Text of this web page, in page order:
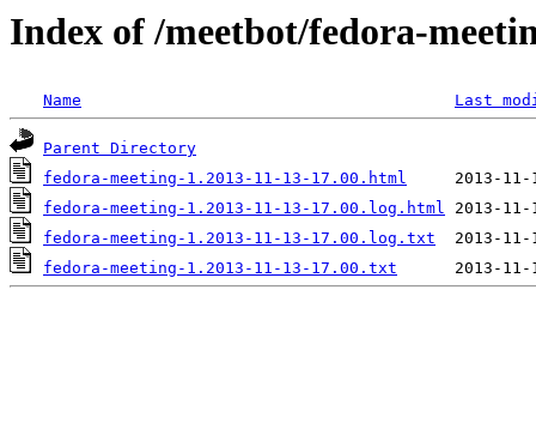
Index of /meetbot/fedora-
Name Last
Parent Directory
fedora-meeting-1.2013-11-13-17.00.html
fedora-meeting-1.2013-11-13-17.00.log.html
fedora-meeting-1.2013-11-13-17.00.log.txt
fedora-meeting-1.2013-11-13-17.00.txt